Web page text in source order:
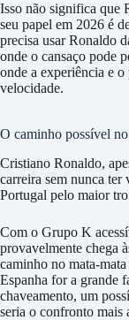
Isso não significa que
seu papel em 2026 é
precisa usar Ronaldo
onde o cansaço pode
onde a experiência e
velocidade.
O caminho possível
Cristiano Ronaldo,
carreira sem nunca
Portugal pelo maior
Com o Grupo K
provavelmente chega
caminho no mata-
Espanha for a grande
chaveamento, um
seria o confronto mais